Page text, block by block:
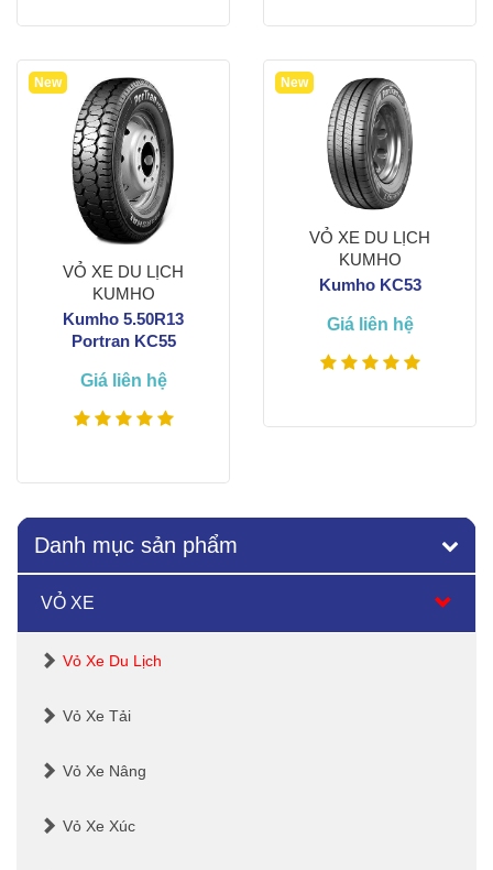
Xem thêm
VỎ XE DU LỊCH
KUMHO
Kumho 5.50R13
Portran KC55
Giá liên hệ
New
Xem thêm
VỎ XE DU LỊCH
KUMHO
Kumho KC53
Giá liên hệ
New
Danh mục sản phẩm
VỎ XE
Vỏ Xe Du Lịch
Vỏ Xe Tải
Vỏ Xe Nâng
Vỏ Xe Xúc